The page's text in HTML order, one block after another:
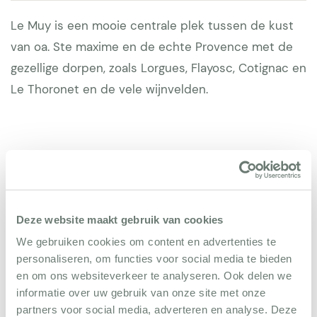
Deze website maakt gebruik van cookies
We gebruiken cookies om content en advertenties te
personaliseren, om functies voor social media te bieden
en om ons websiteverkeer te analyseren. Ook delen we
informatie over uw gebruik van onze site met onze
partners voor social media, adverteren en analyse. Deze
Le Muy is een mooie centrale plek tussen de kust
van oa. Ste maxime en de echte Provence met de
gezellige dorpen, zoals Lorgues, Flayosc, Cotignac en
Le Thoronet en de vele wijnvelden.
29 augustus 2024
10
Wat een heerlijk huis, en prachtige tuin en
zwembad. Wij hebben werkelijk genoten van